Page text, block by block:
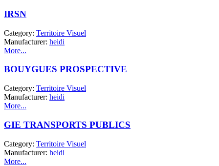
IRSN
Category: Territoire Visuel
Manufacturer: heidi
More...
BOUYGUES PROSPECTIVE
Category: Territoire Visuel
Manufacturer: heidi
More...
GIE TRANSPORTS PUBLICS
Category: Territoire Visuel
Manufacturer: heidi
More...